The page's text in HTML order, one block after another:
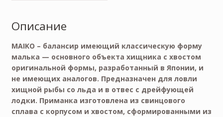
Описание
MAIKO – балансир имеющий классическую форму
малька — основного объекта хищника с хвостом
оригинальной формы, разработанный в Японии, и
не имеющих аналогов. Предназначен для ловли
хищной рыбы со льда и в отвес с дрейфующей
лодки. Приманка изготовлена из свинцового
сплава с корпусом и хвостом, сформированными из